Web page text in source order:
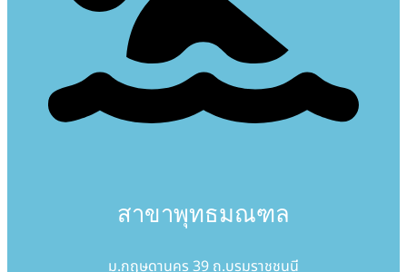
สาขาพุทธมณฑล
ม.กฤษดานคร 39 ถ.บรมราชชนนี